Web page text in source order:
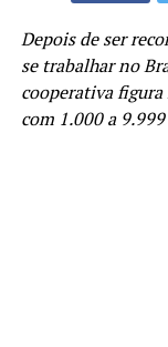
Depois de ser
se trabalhar no
cooperativa figura
com 1.000 a